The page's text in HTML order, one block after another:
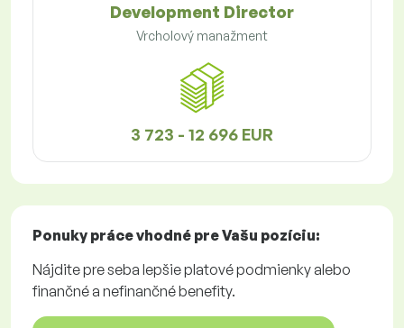
Development Director
Vrcholový manažment
3 723 - 12 696 EUR
Ponuky prácevhodné pre Vašu pozíciu:
Nájdite pre seba lepšie platové podmienky alebo
finančné a nefinančné benefity.